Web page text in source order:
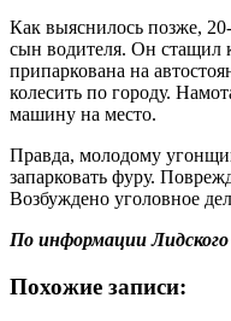
Как выяснилось позже,
сын водителя. Он стащил
припаркована на
колесить по городу.
машину на место.
Правда, молодому
запарковать фуру.
Возбуждено уголовное
По информации
Похожие записи: